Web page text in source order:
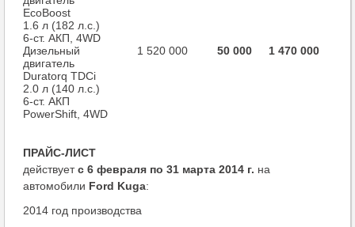
EcoBoost
1.6 л (182 л.с.)
6-ст. АКП, 4WD
Дизельный
двигатель
Duratorq TDCi
2.0 л (140 л.с.)
6-ст. АКП
PowerShift, 4WD
1 520 000 50 000 1 470 000
ПРАЙС-ЛИСТ
действуетc 6 февраля по 31 марта 2014 г. на
автомобили Ford Kuga:
2014 год производства